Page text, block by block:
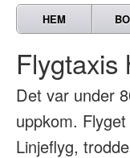
HEM
Flygtaxis
Det var under
uppkom.
Linjeflyg,